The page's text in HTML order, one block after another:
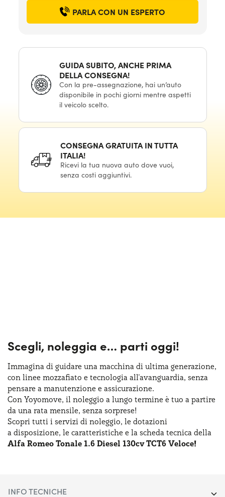
PARLA CON UN ESPERTO
GUIDA SUBITO, ANCHE PRIMA
DELLA CONSEGNA!
Con la pre-assegnazione, hai un’auto
disponibile in pochi giorni mentre aspetti
il veicolo scelto.
CONSEGNA GRATUITA IN TUTTA
ITALIA!
Ricevi la tua nuova auto dove vuoi,
senza costi aggiuntivi.
Scegli, noleggia e… parti oggi!
Immagina di guidare una macchina di ultima generazione,
con linee mozzafiato e tecnologia all'avanguardia, senza
pensare a manutenzione e assicurazione.
Con Yoyomove, il noleggio a lungo termine è tuo a partire
da una rata mensile, senza sorprese!
Scopri tutti i servizi di noleggio, le dotazioni
a disposizione, le caratteristiche e la scheda tecnica della
Alfa Romeo Tonale 1.6 Diesel 130cv TCT6 Veloce!
INFO TECNICHE